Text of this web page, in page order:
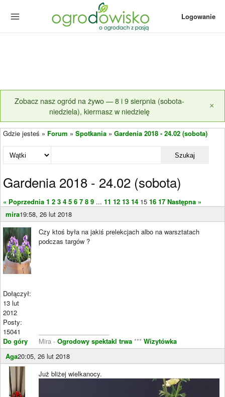
Logowanie
Zobacz nasz ogród na żywo — 8 i 9 sierpnia (sobota-
niedziela), kiermasz w niedzielę
×
Gdzie jesteś » Forum » Spotkania » Gardenia 2018 - 24.02 (sobota)
Szukaj
Gardenia 2018 - 24.02 (sobota)
« Poprzednia 1 2 3 4 5 6 7 8 9 ... 11 12 13 14 15 16 17 Następna »
mira19:58, 26 lut 2018
Dołączył:
13 lut
2012
Posty:
15041
Do góry
Czy ktoś była na jakiś prelekcjach albo na warsztatach
podczas targów ?
Mira - Ogrodowy spektakl trwa *** Wizytówka
Aga20:05, 26 lut 2018
Już bliżej wielkanocy.